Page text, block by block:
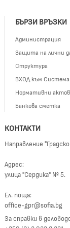
БЪРЗИ ВРЪЗКИ
Администрация
Защита на лични
Структура
ВХОД към Система
Нормативни
Банкова сметка
КОНТАКТИ
Направление
Адрес:
улица "Сердика" № 5.
Ел. поща:
office-gpr@sofia.bg
За справки в